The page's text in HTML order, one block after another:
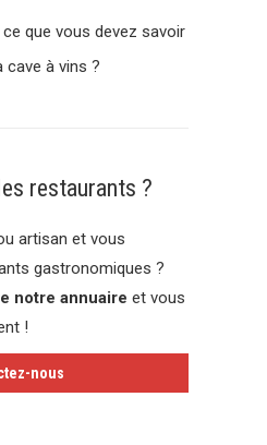
que vous devez savoir
cave à vins ?
restaurants ?
artisan et vous
gastronomiques ?
notre annuaire et vous
!
nous